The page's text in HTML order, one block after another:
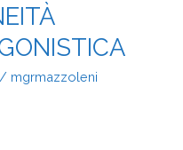
/ mgrmazzoleni